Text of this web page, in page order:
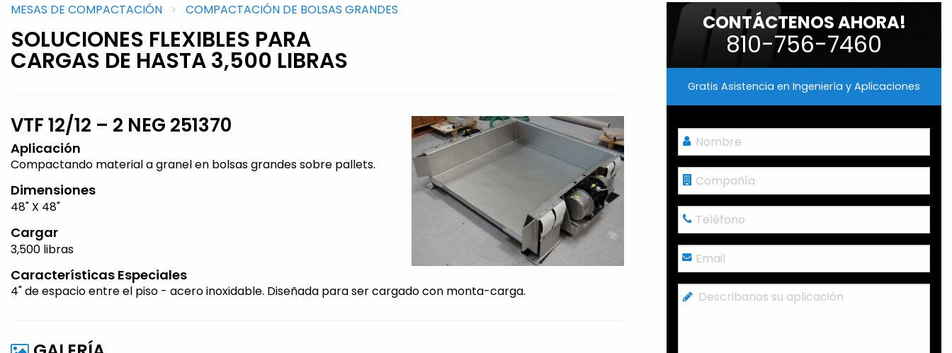
MESAS DE COMPACTACIÓN COMPACTACIÓN DE BOLSAS GRANDES
SOLUCIONES FLEXIBLES PARA
CARGAS DE HASTA 3,500 LIBRAS
VTF 12/12 – 2 NEG 251370
Aplicación
Compactando material a granel en bolsas grandes sobre pallets.
Dimensiones
48" X 48"
Cargar
3,500 libras
Características Especiales
4" de espacio entre el piso - acero inoxidable. Diseñada para ser cargado con monta-carga.
CONTÁCTENOS AHORA!
810-756-7460
Gratis Asistencia en Ingeniería y Aplicaciones
Nombre
Compañía
Teléfono
Email *
Describanos
su